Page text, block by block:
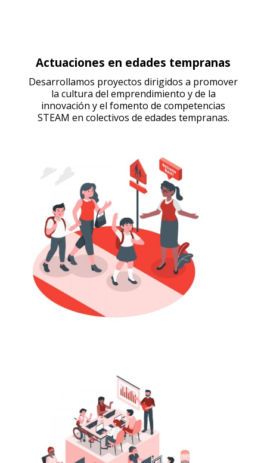
Actuaciones en edades tempranas
Desarrollamos proyectos dirigidos a promover
la cultura del emprendimiento y de la
innovación y el fomento de competencias
STEAM en colectivos de edades tempranas.